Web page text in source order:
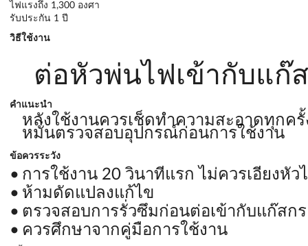
ไฟแรงถึง 1,300 องศา
รับประกัน 1 ปี
วิธีใช้งาน
ต่อหัวพ่นไฟเข้ากับแก๊
คำแนะนำ
หลังใช้งานควรเช็ดทำความสะอาดทุกครั้
หมั่นตรวจสอบอุปกรณ์ก่อนการใช้งาน
ข้อควรระวัง
การใช้งาน 20 วินาทีแรก ไม่ควรเอียงหัว
ห้ามดัดแปลงแก้ไข
ตรวจสอบการรั่วซึมก่อนต่อเข้ากับแก๊สก
ควรศึกษาจากคู่มือการใช้งาน